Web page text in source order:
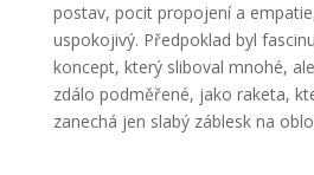
postav, pocit propojení a
uspokojivý. Předpoklad byl
koncept, který sliboval mnohé,
zdálo podměřené, jako raketa,
zanechá jen slabý záblesk na